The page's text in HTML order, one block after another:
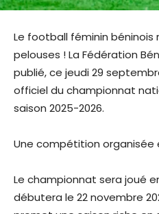
Le football féminin béninois
pelouses ! La Fédération
publié, ce jeudi 29
officiel du championnat
saison 2025-2026.
Une compétition organisée
Le championnat sera joué
débutera le 22 novembre